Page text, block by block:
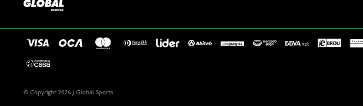
© Copyright 2026 / Global Sports